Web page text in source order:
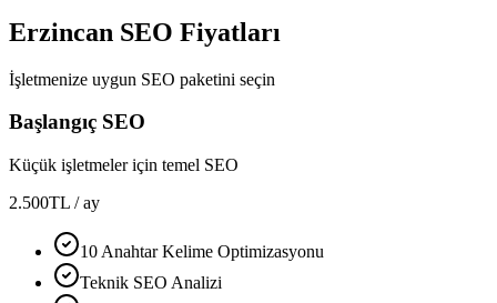
Erzincan SEO Fiyatları
İşletmenize uygun SEO paketini seçin
Başlangıç SEO
Küçük işletmeler için temel SEO
2.500TL / ay
10 Anahtar Kelime Optimizasyonu
Teknik SEO Analizi